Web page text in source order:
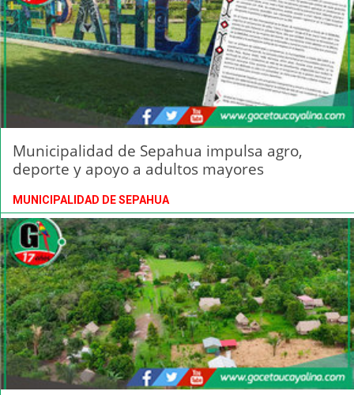
Municipalidad de Sepahua impulsa agro,
deporte y apoyo a adultos mayores
MUNICIPALIDAD DE SEPAHUA